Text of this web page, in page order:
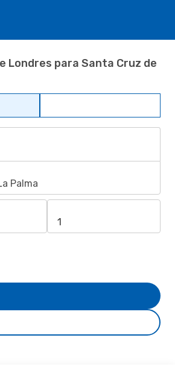
Londres para Santa Cruz de
Palma
1